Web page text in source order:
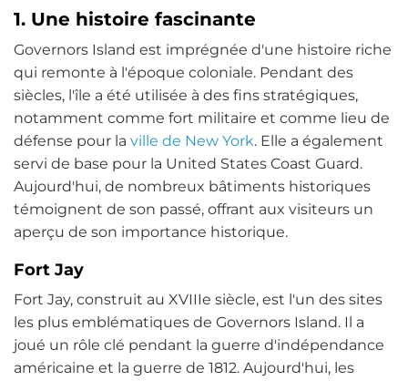
1. Une histoire fascinante
Governors Island est imprégnée d'une histoire riche
qui remonte à l'époque coloniale. Pendant des
siècles, l'île a été utilisée à des fins stratégiques,
notamment comme fort militaire et comme lieu de
défense pour la ville de New York. Elle a également
servi de base pour la United States Coast Guard.
Aujourd'hui, de nombreux bâtiments historiques
témoignent de son passé, offrant aux visiteurs un
aperçu de son importance historique.
Fort Jay
Fort Jay, construit au XVIIIe siècle, est l'un des sites
les plus emblématiques de Governors Island. Il a
joué un rôle clé pendant la guerre d'indépendance
américaine et la guerre de 1812. Aujourd'hui, les